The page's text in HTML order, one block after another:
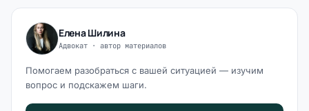
Елена Шилина
Адвокат · автор материалов
Помогаем разобраться с вашей ситуацией — изучим
вопрос и подскажем шаги.